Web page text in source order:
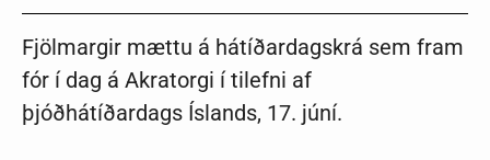
Fjölmargir mættu á hátíðardagskrá sem fram
fór í dag á Akratorgi í tilefni af
þjóðhátíðardags Íslands, 17. júní.